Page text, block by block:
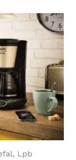
Lpb